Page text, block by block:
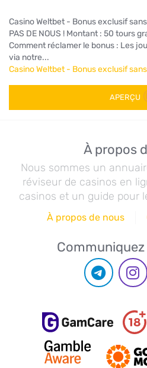
Casino Weltbet - Bonus exclusif
PAS DE NOUS ! Montant : 50 tours
Comment réclamer le bonus : Les
via notre...
Casino Weltbet - Bonus exclusif
APERÇU
À propos
Nous sommes un
réviseur de casinos en
casinos et un guide pour
À propos de nous